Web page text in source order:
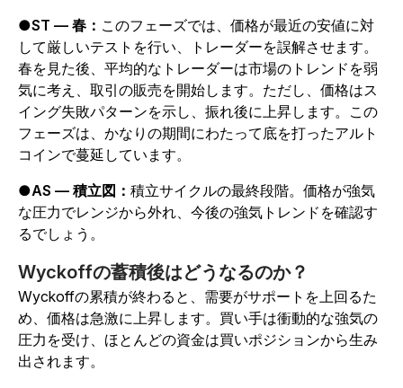
●ST — 春： このフェーズでは、価格が最近の安値に対
して厳しいテストを行い、トレーダーを誤解させます。
春を見た後、平均的なトレーダーは市場のトレンドを弱
気に考え、取引の販売を開始します。ただし、価格はス
イング失敗パターンを示し、振れ後に上昇します。この
フェーズは、かなりの期間にわたって底を打ったアルト
コインで蔓延しています。
●AS — 積立図： 積立サイクルの最終段階。価格が強気
な圧力でレンジから外れ、今後の強気トレンドを確認す
るでしょう。
Wyckoffの蓄積後はどうなるのか？
Wyckoffの累積が終わると、需要がサポートを上回るた
め、価格は急激に上昇します。買い手は衝動的な強気の
圧力を受け、ほとんどの資金は買いポジションから生み
出されます。